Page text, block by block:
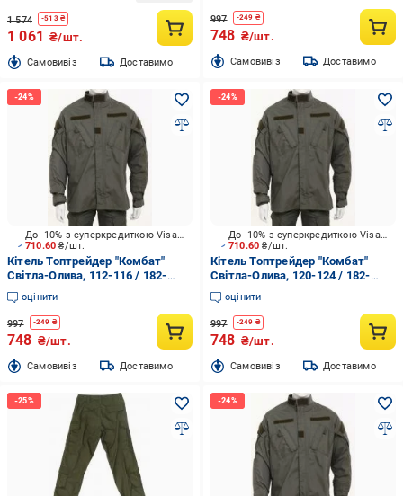
1 574 -513₴
1 061 ₴/шт.
Cамовивіз Доставимо
997 -249 ₴
748 ₴/шт.
Cамовивіз Доставимо
710.60₴/шт.
До -10% з суперкредиткою Visa Вигода
Кітель Топтрейдер "Комбат"
Світла-Олива, 112-116 / 182-
188cм р.XL
оцінити
997 -249 ₴
748 ₴/шт.
Cамовивіз Доставимо
710.60₴/шт.
До -10% з суперкредиткою Visa Вигода
Кітель Топтрейдер "Комбат"
Світла-Олива, 120-124 / 182-
188cм р.XXL
оцінити
997 -249 ₴
748 ₴/шт.
Cамовивіз Доставимо